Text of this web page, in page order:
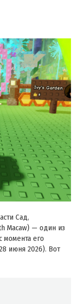
Сад,
Macaw) — один из
его
июня 2026). Вот